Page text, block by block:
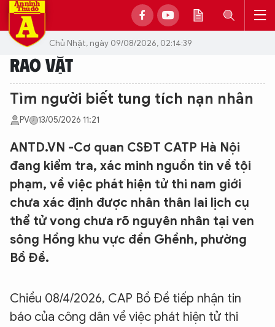
Chủ Nhật, ngày 09/08/2026, 02:14:39
RAO VẶT
Tìm người biết tung tích nạn nhân
PV 13/05/2026 11:21
ANTD.VN -Cơ quan CSĐT CATP Hà Nội
đang kiểm tra, xác minh nguồn tin về tội
phạm, về việc phát hiện tử thi nam giới
chưa xác định được nhân thân lai lịch cụ
thể tử vong chưa rõ nguyên nhân tại ven
sông Hồng khu vực đền Ghềnh, phường
Bồ Đề.
Chiều 08/4/2026, CAP Bồ Đề tiếp nhận tin
báo của công dân về việc phát hiện tử thi